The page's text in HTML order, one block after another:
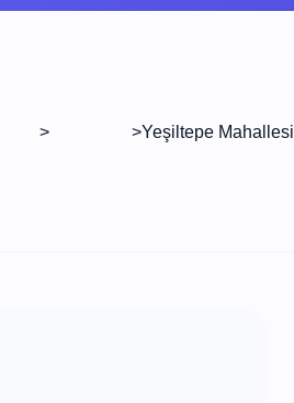
> >Yeşiltepe Mahallesi